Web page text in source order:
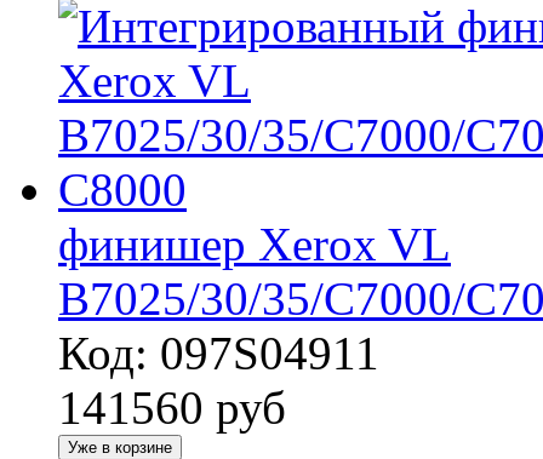
финишер Xerox VL
B7025/30/35/C7000/
Код: 097S04911
141560 руб
Уже в корзине